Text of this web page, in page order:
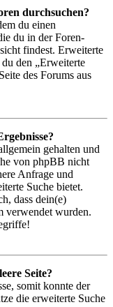
durchsuchen?
du einen
du in der Foren-
findest. Erweiterte
den „Erweiterte
des Forums aus
gehalten und
von phpBB nicht
Anfrage und
Suche bietet.
dass dein(e)
verwendet wurden.
Seite?
somit konnte der
die erweiterte Suche